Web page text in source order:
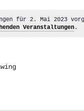
für 2. Mai 2023
Veranstaltungen .